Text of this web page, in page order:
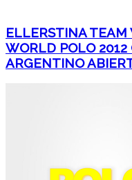
ELLERSTINA TEAM
WORLD POLO 2012
ARGENTINO